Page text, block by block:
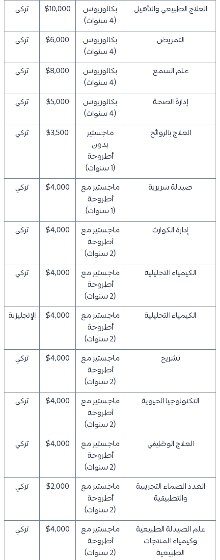
العلاج الطبيعي والتأهيل
بكالوريوس
(4 سنوات)
$10,000 تركي
التمريض
بكالوريوس
(4 سنوات)
$6,000 تركي
علم السمع
بكالوريوس
(4 سنوات)
$8,000 تركي
إدارة الصحة
بكالوريوس
(4 سنوات)
$5,000 تركي
العلاج بالروائح
ماجستير
بدون
أطروحة
(1 سنوات)
$3,500 تركي
صيدلة سريرية
ماجستير مع
أطروحة
(1 سنوات)
$4,000 تركي
إدارة الكوارث
ماجستير مع
أطروحة
(2 سنوات)
$4,000 تركي
الكيمياء التحليلية
ماجستير مع
أطروحة
(2 سنوات)
$4,000 تركي
الكيمياء التحليلية
ماجستير مع
أطروحة
(2 سنوات)
$4,000 الإنجليزية
تشريح
ماجستير مع
أطروحة
(2 سنوات)
$4,000 تركي
التكنولوجيا الحيوية
ماجستير مع
أطروحة
(2 سنوات)
$4,000 تركي
العلاج الوظيفي
ماجستير مع
أطروحة
(2 سنوات)
$4,000 تركي
الغدد الصماء التجريبية
والتطبيقية
ماجستير مع
أطروحة
(2 سنوات)
$2,000 تركي
علم الصيدلة الطبيعية
وكيمياء المنتجات
الطبيعية
ماجستير مع
أطروحة
(2 سنوات)
$4,000 تركي